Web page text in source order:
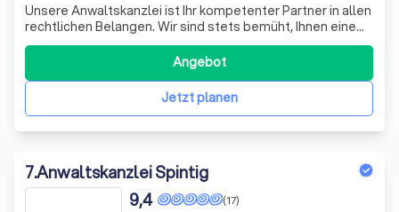
Unsere Anwaltskanzlei ist Ihr kompetenter Partner in allen
rechtlichen Belangen. Wir sind stets bemüht, Ihnen eine
umfassende und individuelle Beratung zu bieten. Unser
Team besteht aus erfahrenen Rechtsanwälten und
engagierten Mitarbeitern, die sich mit Leidenschaft für
Ihre Anliegen einsetzen. WirJetzt planen
Angebot
7.Anwaltskanzlei Spintig
(17)
9,4